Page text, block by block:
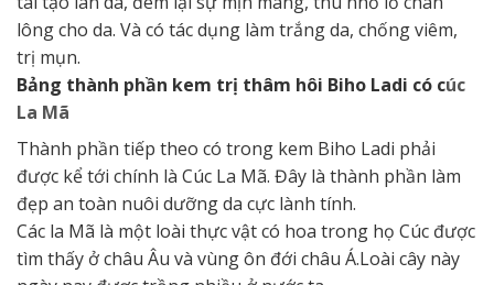
lông cho da. Và có tác dụng làm trắng da, chống viêm,
trị mụn.
Bảng thành phần kem trị thâm hôi Biho Ladi có cúc
La Mã
Thành phần tiếp theo có trong kem Biho Ladi phải
được kể tới chính là Cúc La Mã. Đây là thành phần làm
đẹp an toàn nuôi dưỡng da cực lành tính.
Các la Mã là một loài thực vật có hoa trong họ Cúc được
tìm thấy ở châu Âu và vùng ôn đới châu Á.Loài cây này